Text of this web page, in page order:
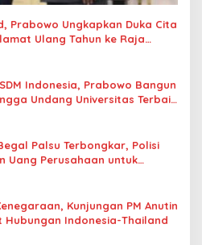
Prabowo Ungkapkan Duka Cita
Ulang Tahun ke Raja
Indonesia, Prabowo Bangun
Undang Universitas Terbaik
Palsu Terbongkar, Polisi
Uang Perusahaan untuk
Kunjungan PM Anutin
Hubungan Indonesia-Thailand